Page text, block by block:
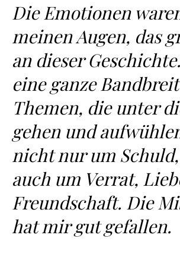
Die Emotionen
meinen Augen, das
an dieser
eine ganze
Themen, die unter
gehen und
nicht nur um
auch um Verrat,
Freundschaft. Die
hat mir gut gefallen.